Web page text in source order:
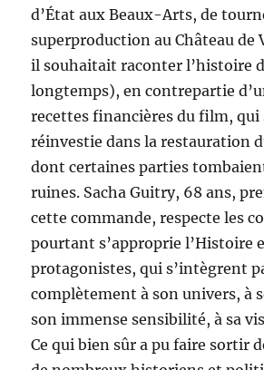
d’État aux Beaux-Arts, de
superproduction au Château de
il souhaitait raconter l’histoire
longtemps), en contrepartie
recettes financières du film, qui
réinvestie dans la restauration
dont certaines parties
ruines. Sacha Guitry, 68 ans,
cette commande, respecte les
pourtant s’approprie l’Histoire
protagonistes, qui s’intègrent
complètement à son univers, à
son immense sensibilité, à sa
Ce qui bien sûr a pu faire sortir